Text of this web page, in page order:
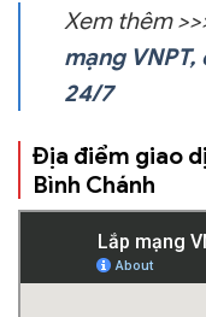
Xem thêm
mạng
24/7
Địa điểm giao
Bình Chánh